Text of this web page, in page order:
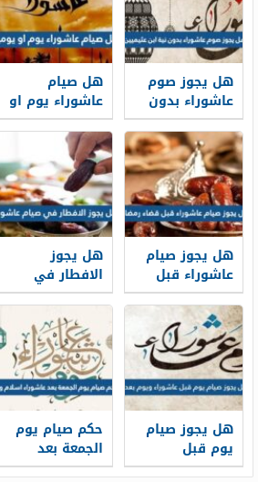
هل يجوز صوم
عاشوراء بدون
نية ابن عثيميين
هل صيام
عاشوراء يوم او
يومين
هل يجوز صيام
عاشوراء قبل
قضاء رمضان
هل يجوز
الافطار في
صيام عاشوراء
هل يجوز صيام
يوم قبل
عاشوراء ويوم
حكم صيام يوم
الجمعة بعد
عاشوراء اسلام